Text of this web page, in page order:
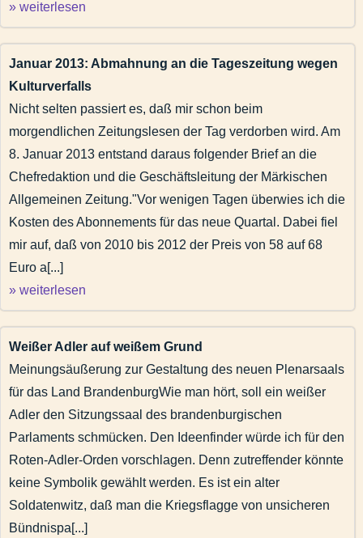
» weiterlesen
Januar 2013: Abmahnung an die Tageszeitung wegen
Kulturverfalls
Nicht selten passiert es, daß mir schon beim
morgendlichen Zeitungslesen der Tag verdorben wird. Am
8. Januar 2013 entstand daraus folgender Brief an die
Chefredaktion und die Geschäftsleitung der Märkischen
Allgemeinen Zeitung."Vor wenigen Tagen überwies ich die
Kosten des Abonnements für das neue Quartal. Dabei fiel
mir auf, daß von 2010 bis 2012 der Preis von 58 auf 68
Euro a[...]
» weiterlesen
Weißer Adler auf weißem Grund
Meinungsäußerung zur Gestaltung des neuen Plenarsaals
für das Land BrandenburgWie man hört, soll ein weißer
Adler den Sitzungssaal des brandenburgischen
Parlaments schmücken. Den Ideenfinder würde ich für den
Roten-Adler-Orden vorschlagen. Denn zutreffender könnte
keine Symbolik gewählt werden. Es ist ein alter
Soldatenwitz, daß man die Kriegsflagge von unsicheren
Bündnispa[...]